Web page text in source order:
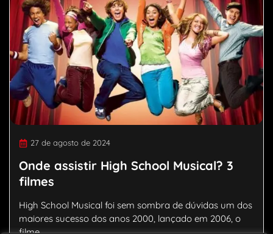
27 de agosto de 2024
Onde assistir High School Musical? 3
filmes
High School Musical foi sem sombra de dúvidas um dos
maiores sucesso dos anos 2000, lançado em 2006, o